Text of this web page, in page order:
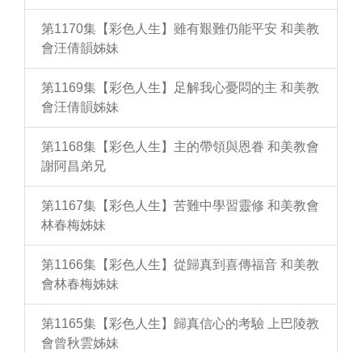
第1170集【彩色人生】雖有艱難仍能平安 和美教
會汪倩韻姊妹
第1169集【彩色人生】足解我心憂悶的主 和美教
會汪倩韻姊妹
第1168集【彩色人生】主的帶領與恩眷 和美教會
謝阿昌弟兄
第1167集【彩色人生】苦難中學習靈修 和美教會
林春梅姊妹
第1166集【彩色人生】從歸真到喜傳福音 和美教
會林春梅姊妹
第1165集【彩色人生】歸真信心的考驗 上巴陵教
會曾秋雲姊妹